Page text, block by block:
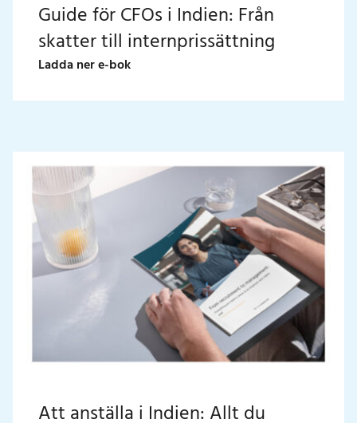
Guide för CFOs i Indien: Från
skatter till internprissättning
Ladda ner e-bok
Att anställa i Indien: Allt du